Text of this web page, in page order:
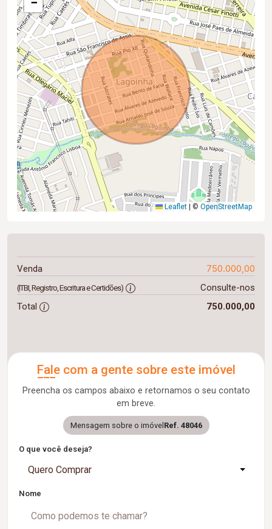
Leaflet © OpenStreetMap
Venda 750.000,00
(ITBI, Registro, Escritura e Certidões)
Consulte-nos
Total
750.000,00
Fale com a gente sobre este imóvel
Preencha os campos abaixo e retornamos o seu contato
em breve.
Mensagem sobre o imóvel Ref. 48046
O que você deseja?
Quero Comprar
Nome